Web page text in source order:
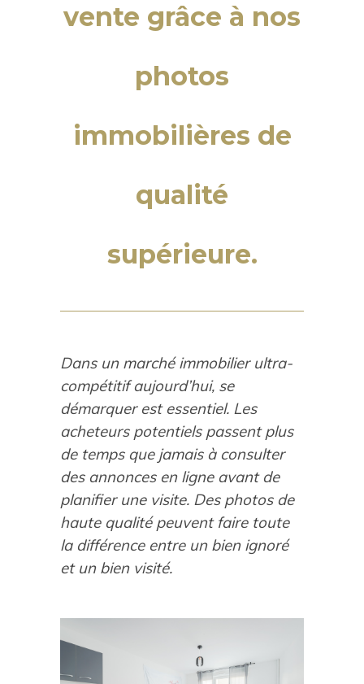
vente grâce à nos
photos
immobilières de
qualité
supérieure.
Dans un marché immobilier ultra-
compétitif aujourd’hui, se
démarquer est essentiel. Les
acheteurs potentiels passent plus
de temps que jamais à consulter
des annonces en ligne avant de
planifier une visite. Des photos de
haute qualité peuvent faire toute
la différence entre un bien ignoré
et un bien visité.